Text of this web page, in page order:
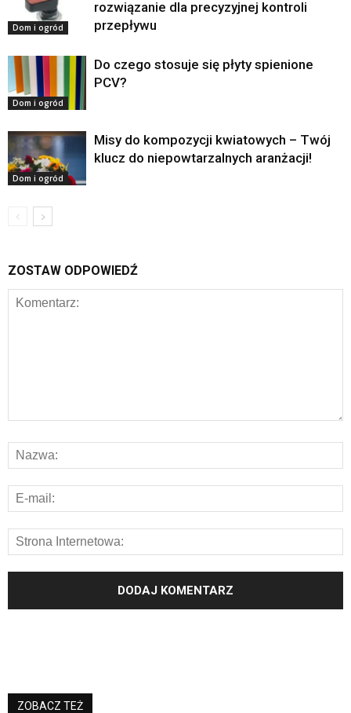
Dom i ogród
rozwiązanie dla precyzyjnej kontroli
przepływu
Dom i ogród
Do czego stosuje się płyty spienione
PCV?
Dom i ogród
Misy do kompozycji kwiatowych – Twój
klucz do niepowtarzalnych aranżacji!
ZOSTAW ODPOWIEDŹ
ZOBACZ TEŻ